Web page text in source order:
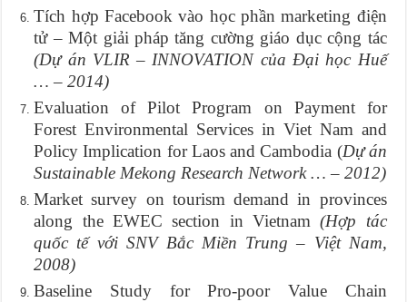
Tích hợp Facebook vào học phần marketing điện
tử – Một giải pháp tăng cường giáo dục cộng tác
(Dự án VLIR – INNOVATION của Đại học Huế
… – 2014)
Evaluation of Pilot Program on Payment for
Forest Environmental Services in Viet Nam and
Policy Implication for Laos and Cambodia (Dự án
Sustainable Mekong Research Network … – 2012)
Market survey on tourism demand in provinces
along the EWEC section in Vietnam(Hợp tác
quốc tế với SNV Bắc Miền Trung – Việt Nam,
2008)
Baseline Study for Pro-poor Value Chain